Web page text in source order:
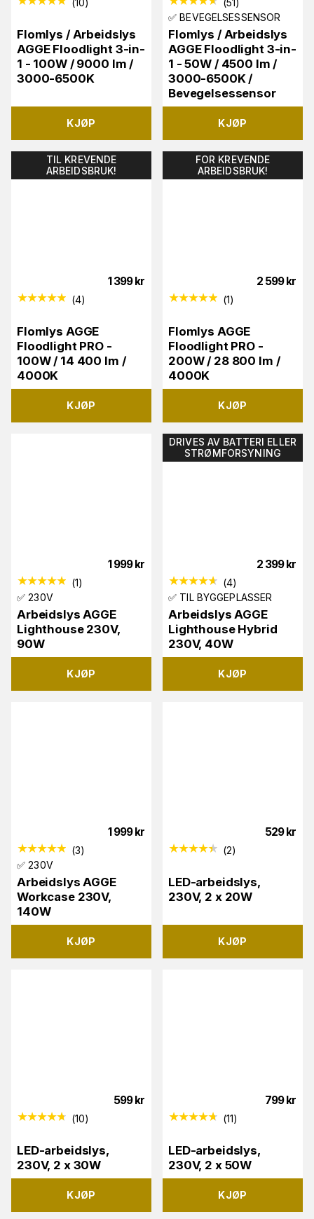
Flomlys / Arbeidslys
AGGE Floodlight 3-in-
1 - 100W / 9000 lm /
3000-6500K
KJØP
✅ BEVEGELSESSENSOR
Flomlys / Arbeidslys
AGGE Floodlight 3-in-
1 - 50W / 4500 lm /
3000-6500K /
Bevegelsessensor
KJØP
TIL KREVENDE
ARBEIDSBRUK!
1 399 kr
(4)
Flomlys AGGE
Floodlight PRO -
100W / 14 400 lm /
4000K
KJØP
FOR KREVENDE
ARBEIDSBRUK!
2 599 kr
(1)
Flomlys AGGE
Floodlight PRO -
200W / 28 800 lm /
4000K
KJØP
1 999 kr
(1)
✅ 230V
Arbeidslys AGGE
Lighthouse 230V,
90W
KJØP
DRIVES AV BATTERI ELLER
STRØMFORSYNING
2 399 kr
(4)
✅ TIL BYGGEPLASSER
Arbeidslys AGGE
Lighthouse Hybrid
230V, 40W
KJØP
1 999 kr
(3)
✅ 230V
Arbeidslys AGGE
Workcase 230V,
140W
KJØP
529 kr
(2)
LED-arbeidslys,
230V, 2 x 20W
KJØP
599 kr
(10)
LED-arbeidslys,
230V, 2 x 30W
KJØP
799 kr
(11)
LED-arbeidslys,
230V, 2 x 50W
KJØP